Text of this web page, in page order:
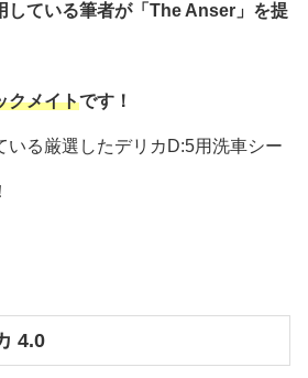
している筆者が「The Anser」を提
クメイトです！
いる厳選したデリカD:5用洗車シー
4.0